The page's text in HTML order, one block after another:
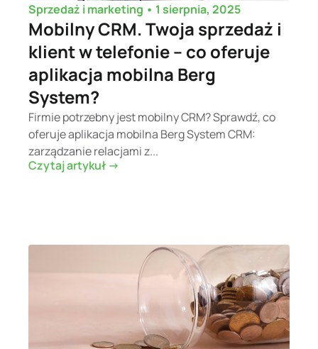
Sprzedaż i marketing • 1 sierpnia, 2025
Mobilny CRM. Twoja sprzedaż i
klient w telefonie – co oferuje
aplikacja mobilna Berg
System?
Firmie potrzebny jest mobilny CRM? Sprawdź, co
oferuje aplikacja mobilna Berg System CRM:
zarządzanie relacjami z...
Czytaj artykuł ->